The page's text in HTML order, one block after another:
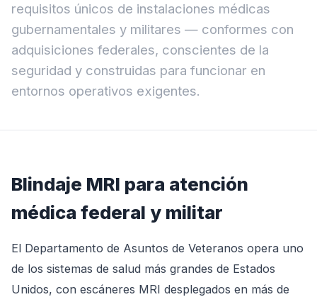
requisitos únicos de instalaciones médicas
gubernamentales y militares — conformes con
adquisiciones federales, conscientes de la
seguridad y construidas para funcionar en
entornos operativos exigentes.
Blindaje MRI para atención
médica federal y militar
El Departamento de Asuntos de Veteranos opera uno
de los sistemas de salud más grandes de Estados
Unidos, con escáneres MRI desplegados en más de